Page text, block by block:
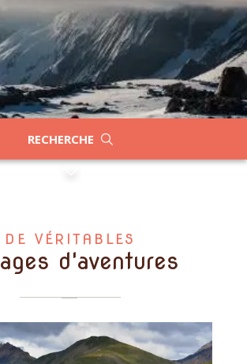
RECHERCHE
DE VÉRITABLES
d'aventures